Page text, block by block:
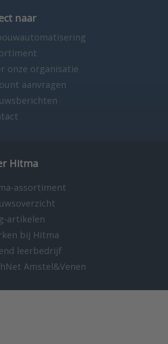
naar
onze organisatie
aanvragen
Hitma
assortiment
artikelen
bij Hitma
leerbedrijf
Amstel&Venen